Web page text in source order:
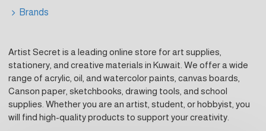
Brands
Artist Secret is a leading online store for art supplies,
stationery, and creative materials in Kuwait. We offer a wide
range of acrylic, oil, and watercolor paints, canvas boards,
Canson paper, sketchbooks, drawing tools, and school
supplies. Whether you are an artist, student, or hobbyist, you
will find high-quality products to support your creativity.